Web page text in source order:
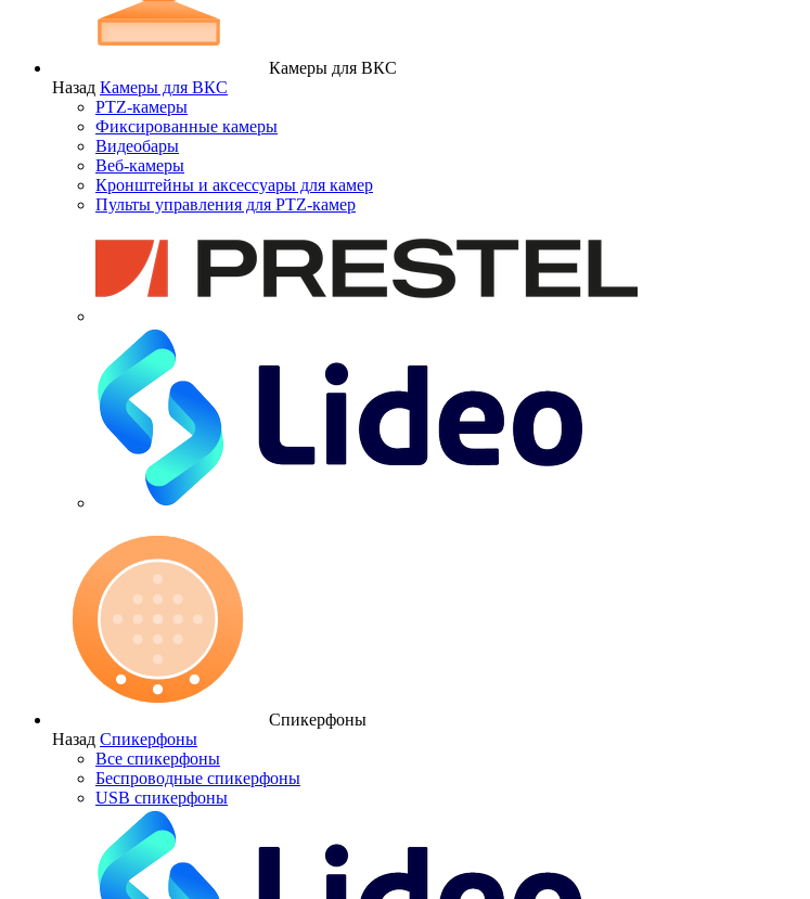
Камеры для ВКС
Назад Камеры для ВКС
PTZ-камеры
Фиксированные камеры
Видеобары
Веб-камеры
Кронштейны и аксессуары для камер
Пульты управления для PTZ-камер
Спикерфоны
Назад Спикерфоны
Все спикерфоны
Беспроводные спикерфоны
USB спикерфоны